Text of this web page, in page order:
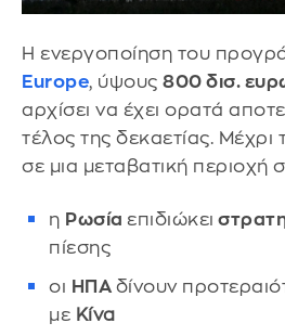
Η ενεργοποίηση του
Europe, ύψους 800 δισ.
αρχίσει να έχει ορατά
τέλος της δεκαετίας. Μέχρι
σε μια μεταβατική περιοχή
η Ρωσία επιδιώκει
πίεσης
οι ΗΠΑ δίνουν
με Κίνα